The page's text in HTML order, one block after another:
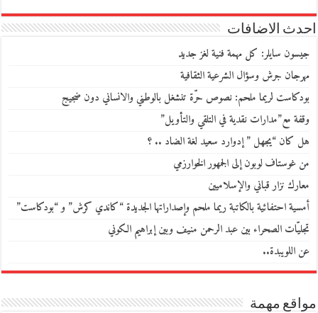
احدث الاضافات
جيسون سايلر: كل مهمة فنية لغز جديد
مهرجان جرش وسؤال الشرعية الثقافية
بودكاست لريما ملحم: نصوص حرّة تنشغل بالوطني والانساني دون ضجيج
وقفة مع”مدارات نقدية في التلقي والتأويل”
هل كان “يجهل ” إدوارد سعيد لغة الضاد .. ؟
من غوستاف لوبون إلى الجمهور الخوارزمي
معارك نزار قباني والإسلاميين
أمسية احتفائية بالكاتبة ريما ملحم وإصداراتها الجديدة “كاندي كرش” و “بودكاست”
تجليّات الصحراء بين عبد الرحمن منيف وبين إبراهيم الكوني
عن اللويبدة..
مواقع مهمة